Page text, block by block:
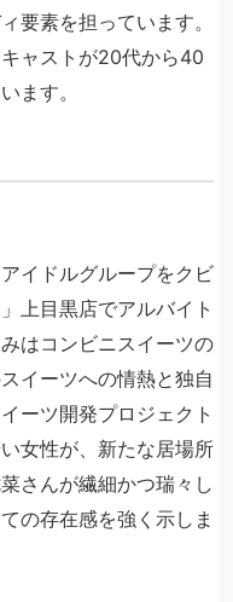
要素を担っています。
ャストが20代から40
ます。
イドルグループをクビ
上目黒店でアルバイト
はコンビニスイーツの
イーツへの情熱と独自
ーツ開発プロジェクト
女性が、新たな居場所
さんが繊細かつ瑞々し
の存在感を強く示しま